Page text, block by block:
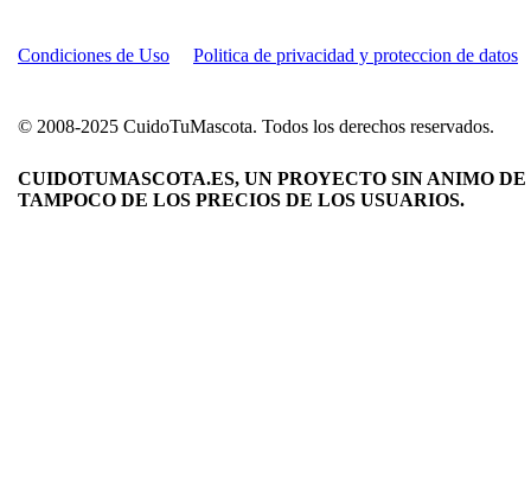
Condiciones de Uso Politica de privacidad y proteccion de datos
© 2008-2025 CuidoTuMascota. Todos los derechos reservados.
CUIDOTUMASCOTA.ES, UN PROYECTO SIN ANIMO
TAMPOCO DE LOS PRECIOS DE LOS USUARIOS.